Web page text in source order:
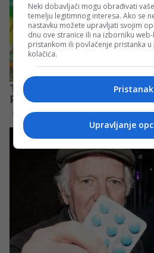
Neki dobavljači mogu obrađivati
temelju legitimnog interesa. Ako se
nastavku možete upravljati svojim
dnu ove stranice ili na izborniku
pristankom ili povlačenje pristanka
kolačića.
Pristanak
Upravljanje